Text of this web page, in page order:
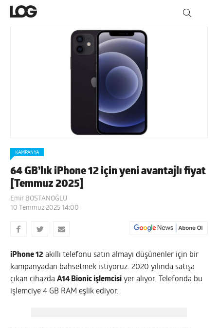
KAMPANYA
64 GB’lık iPhone 12 için yeni avantajlı fiyat
[Temmuz 2025]
Emir BOSTANOĞLU
10 Temmuz 2025 14:00
iPhone 12 akıllı telefonu satın almayı düşünenler için bir
kampanyadan bahsetmek istiyoruz. 2020 yılında satışa
çıkan cihazdaA14 Bionic işlemcisi yer alıyor. Telefonda bu
işlemciye 4 GB RAM eşlik ediyor.